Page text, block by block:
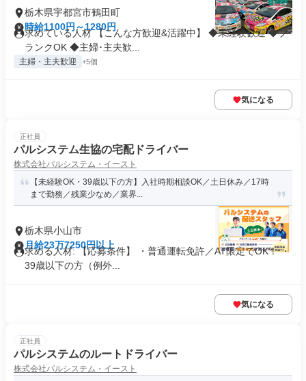
栃木県宇都宮市鶴田町
時給1100円～1280円
求めている人材 【こんな方歓迎&活躍中】 ◆未経験歓迎 ◆ブ
ランクOK ◆主婦･主夫歓...
主婦・主夫歓迎 +5個
気になる
正社員
パルシステム生協の宅配ドライバー
株式会社パルシステム・イースト
【未経験OK・39歳以下の方】入社時期相談OK／土日休み／17時
まで勤務／残業少なめ／業界...
栃木県小山市
月給23万7250円以上
求める人材: 【応募条件】 ・普通運転免許／AT限定でOK！ ・
39歳以下の方（例外...
気になる
正社員
パルシステムのルートドライバー
株式会社パルシステム・イースト